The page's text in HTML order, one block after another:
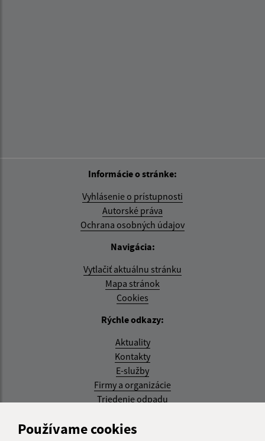
Používame cookies
Informácie o stránke:
Vyhlásenie o prístupnosti
Autorské práva
Ochrana osobných údajov
Navigácia:
Vytlačiť aktuálnu stránku
Mapa stránok
Cookies
Rýchle odkazy:
Aktuality
Kontakty
E-služby
Firmy a organizácie
Triedenie odpadu
Aktualizované: